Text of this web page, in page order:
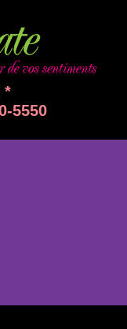
*
5550